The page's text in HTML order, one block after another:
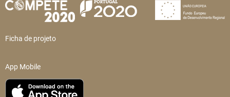
Ficha de projeto
App Mobile